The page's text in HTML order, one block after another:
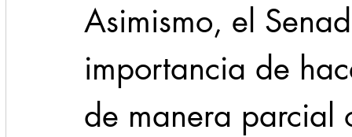
Asimismo, el
importancia de
de manera parcial